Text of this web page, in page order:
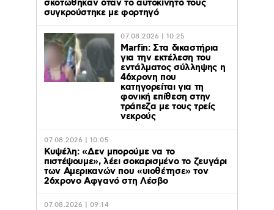
σκοτώθηκαν όταν το αυτοκίνητό τους
συγκρούστηκε με φορτηγό
07.08.2026 | 10:25
Marfin: Στα δικαστήρια
για την εκτέλεση του
εντάλματος σύλληψης η
46χρονη που
κατηγορείται για τη
φονική επίθεση στην
τράπεζα με τους τρείς
νεκρούς
07.08.2026 | 10:05
Κυψέλη: «Δεν μπορούμε να το
πιστέψουμε», λέει σοκαρισμένο το ζευγάρι
των Αμερικανών που «υιοθέτησε» τον
26χρονο Αφγανό στη Λέσβο
07.08.2026 | 09:14